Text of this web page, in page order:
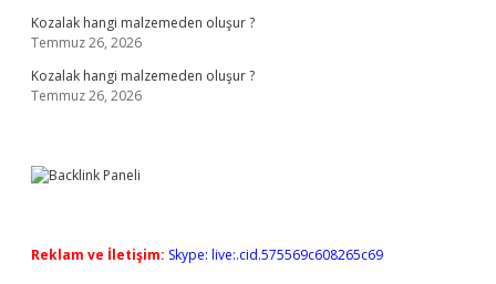
Kozalak hangi malzemeden oluşur ?
Temmuz 26, 2026
Kozalak hangi malzemeden oluşur ?
Temmuz 26, 2026
Reklam ve İletişim: Skype: live:.cid.575569c608265c69